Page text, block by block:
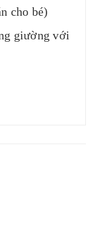
cho bé)
giường với